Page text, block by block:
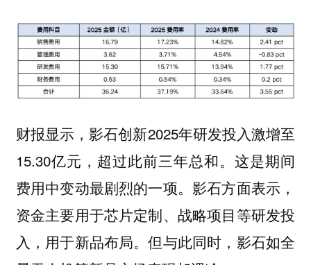
财报显示，影石创新2025年研发投入激增至
15.30亿元，超过此前三年总和。这是期间
费用中变动最剧烈的一项。影石方面表示，
资金主要用于芯片定制、战略项目等研发投
入，用于新品布局。但与此同时，影石如全